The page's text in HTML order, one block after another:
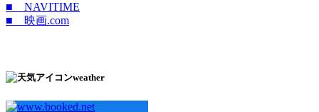
■ NAVITIME
■ 映画.com
weather